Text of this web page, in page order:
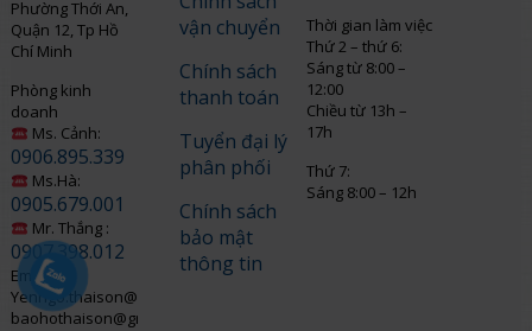
Phường Thới An,
Quận 12, Tp Hồ
Chí Minh
Phòng kinh
doanh
Ms. Cảnh:
0906.895.339
Ms.Hà:
0905.679.001
Mr. Thắng :
0907.398.012
Email:
Yenngo.thaison@gmail.com
baohothaison@gmail.com
vận chuyển
Chính sách
thanh toán
Tuyển đại lý
phân phối
Chính sách
bảo mật
thông tin
Thời gian làm việc
Thứ 2 – thứ 6:
Sáng từ 8:00 –
12:00
Chiều từ 13h –
17h
Thứ 7:
Sáng 8:00 – 12h